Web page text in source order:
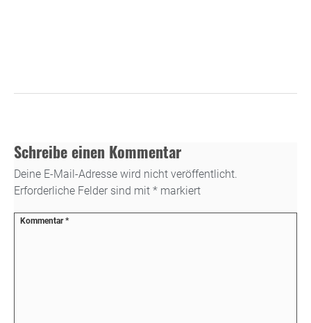
Schreibe einen Kommentar
Deine E-Mail-Adresse wird nicht veröffentlicht.
Erforderliche Felder sind mit * markiert
Kommentar*